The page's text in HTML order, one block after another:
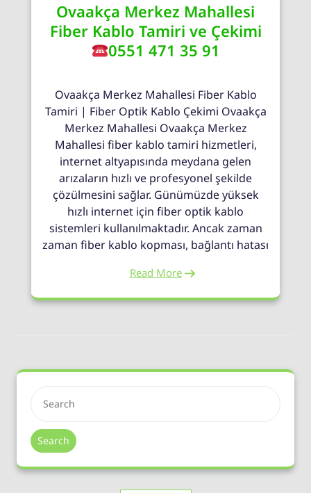
Ovaakça Merkez Mahallesi
Fiber Kablo Tamiri ve Çekimi
0551 471 35 91
Ovaakça Merkez Mahallesi Fiber Kablo
Tamiri | Fiber Optik Kablo Çekimi Ovaakça
Merkez Mahallesi Ovaakça Merkez
Mahallesi fiber kablo tamiri hizmetleri,
internet altyapısında meydana gelen
arızaların hızlı ve profesyonel şekilde
çözülmesini sağlar. Günümüzde yüksek
hızlı internet için fiber optik kablo
sistemleri kullanılmaktadır. Ancak zaman
zaman fiber kablo kopması, bağlantı hatası
Read More
Search